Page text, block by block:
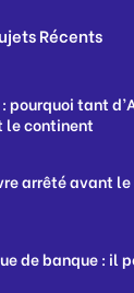
Récents
pourquoi tant
le continent
arrêté avant
de banque : il